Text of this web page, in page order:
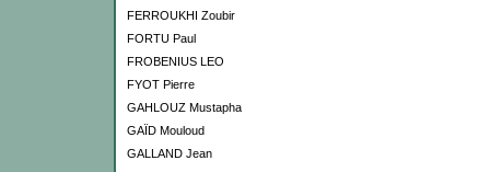
FERROUKHI Zoubir
FORTU Paul
FROBENIUS LEO
FYOT Pierre
GAHLOUZ Mustapha
GAÏD Mouloud
GALLAND Jean